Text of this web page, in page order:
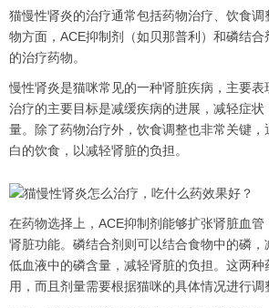
猫慢性肾炎的治疗通常包括药物治疗、饮食
物方面，ACE抑制剂（如贝那普利）和磷结合
的治疗药物。
慢性肾炎是猫咪常见的一种肾脏疾病，主要表
治疗的主要目标是减缓疾病的进展，减轻症
量。除了药物治疗外，饮食调整也非常关键
白的饮食，以减轻肾脏的负担。
在药物选择上，ACE抑制剂能够扩张肾脏血
肾脏功能。磷结合剂则可以结合食物中的磷
低血液中的磷含量，减轻肾脏的负担。这两种
用，而且剂量需要根据猫咪的具体情况进行调